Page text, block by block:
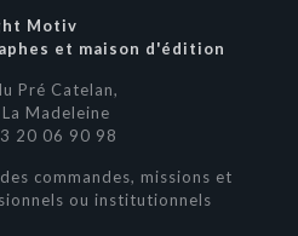
Motiv
et maison d'édition
Pré Catelan,
Madeleine
20 06 90 98
commandes, missions et
ou institutionnels